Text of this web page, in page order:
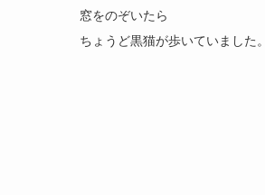
窓をのぞいたら
ちょうど黒猫が歩いていました。